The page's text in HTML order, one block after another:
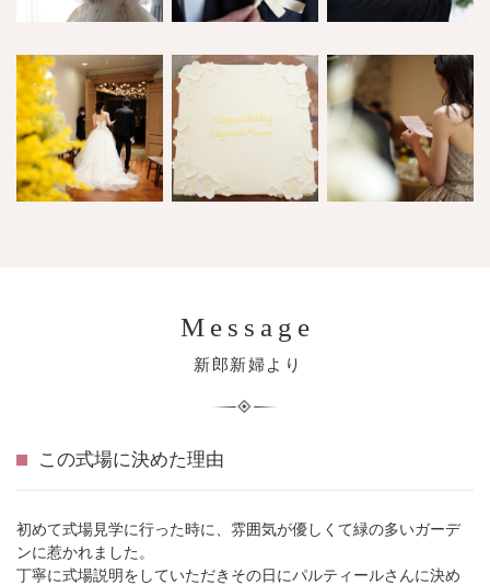
Message
新郎新婦より
この式場に決めた理由
初めて式場見学に行った時に、雰囲気が優しくて緑の多いガーデ
ンに惹かれました。
丁寧に式場説明をしていただきその日にパルティールさんに決め